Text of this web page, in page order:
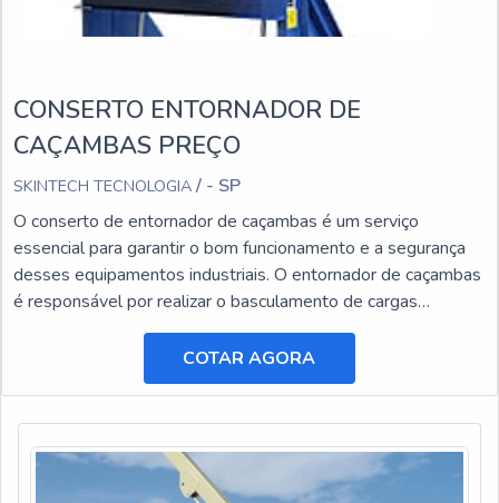
CONSERTO ENTORNADOR DE
CAÇAMBAS PREÇO
SKINTECH TECNOLOGIA / - SP
O conserto de entornador de caçambas é um serviço
essencial para garantir o bom funcionamento e a segurança
desses equipamentos industriais. O entornador de caçambas
é responsável por realizar o basculamento de cargas
pesadas, facilitando o transporte e a descarga de materiais.
COTAR AGORA